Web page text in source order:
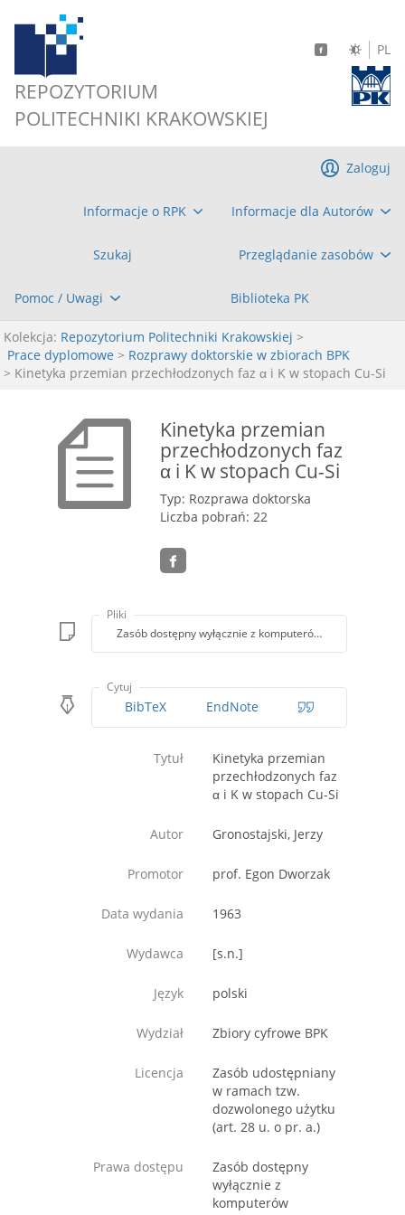
REPOZYTORIUM
POLITECHNIKI KRAKOWSKIEJ
PL
Informacje o RPK Informacje dla Autorów
Szukaj Przeglądanie zasobów
Pomoc / Uwagi Biblioteka PK
Zaloguj
Kolekcja: Repozytorium Politechniki Krakowskiej >
Prace dyplomowe > Rozprawy doktorskie w zbiorach BPK
> Kinetyka przemian przechłodzonych faz α i K w stopach Cu-Si
Kinetyka przemian
przechłodzonych faz
α i K w stopach Cu-Si
Typ: Rozprawa doktorska
Liczba pobrań: 22
Pliki
Zasób dostępny wyłącznie z komputerów Biblioteki PK
Cytuj
BibTeX EndNote
Tytuł
Kinetyka przemian
przechłodzonych faz
α i K w stopach Cu-Si
Autor Gronostajski, Jerzy
Promotor prof. Egon Dworzak
Data wydania 1963
Wydawca [s.n.]
Język polski
Wydział Zbiory cyfrowe BPK
Licencja
Zasób udostępniany
w ramach tzw.
dozwolonego użytku
(art. 28 u. o pr. a.)
Prawa dostępu
Zasób dostępny
wyłącznie z
komputerów